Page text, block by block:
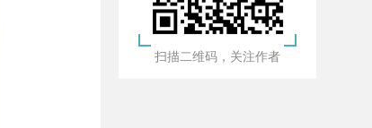
扫描二维码，关注作者